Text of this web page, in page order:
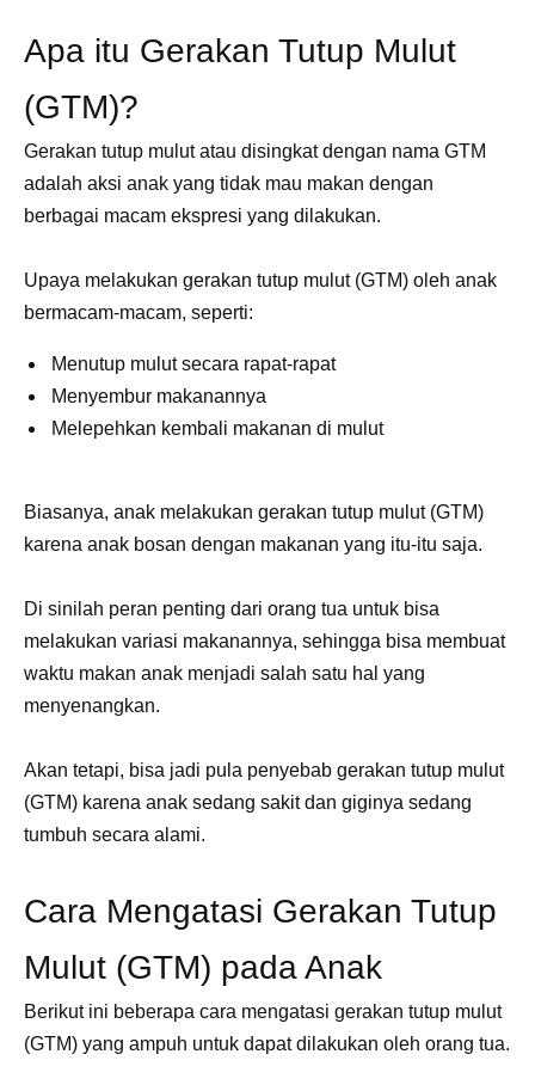
Apa itu Gerakan Tutup Mulut
(GTM)?
Gerakan tutup mulut atau disingkat dengan nama GTM
adalah aksi anak yang tidak mau makan dengan
berbagai macam ekspresi yang dilakukan.
Upaya melakukan gerakan tutup mulut (GTM) oleh anak
bermacam-macam, seperti:
Menutup mulut secara rapat-rapat
Menyembur makanannya
Melepehkan kembali makanan di mulut
Biasanya, anak melakukan gerakan tutup mulut (GTM)
karena anak bosan dengan makanan yang itu-itu saja.
Di sinilah peran penting dari orang tua untuk bisa
melakukan variasi makanannya, sehingga bisa membuat
waktu makan anak menjadi salah satu hal yang
menyenangkan.
Akan tetapi, bisa jadi pula penyebab gerakan tutup mulut
(GTM) karena anak sedang sakit dan giginya sedang
tumbuh secara alami.
Cara Mengatasi Gerakan Tutup
Mulut (GTM) pada Anak
Berikut ini beberapa cara mengatasi gerakan tutup mulut
(GTM) yang ampuh untuk dapat dilakukan oleh orang tua.